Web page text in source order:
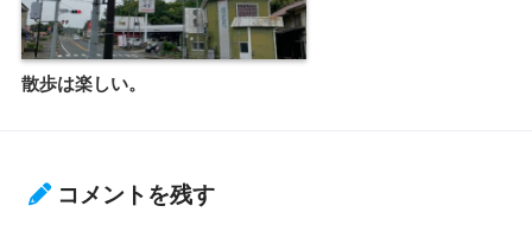
散歩は楽しい。
コメントを残す